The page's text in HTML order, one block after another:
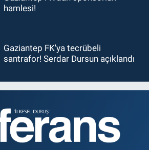
hamlesi!
Gaziantep FK'ya tecrübeli
santrafor! Serdar Dursun açıklandı